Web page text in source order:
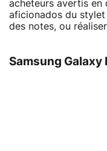
acheteurs avertis
aficionados du
des notes, ou
Samsung Galaxy